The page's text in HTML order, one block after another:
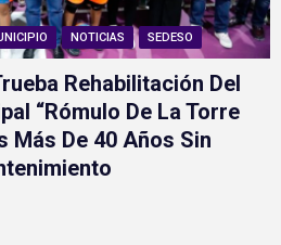
NOTICIAS SEDESO
Rehabilitación Del
“Rómulo De La Torre
Más De 40 Años Sin